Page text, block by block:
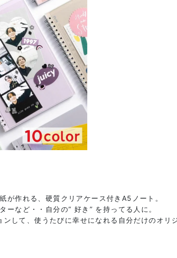
が作れる、硬質クリアケース付きA5ノート。
など・・自分の” 好き” を持ってる人に。
して、使うたびに幸せになれる自分だけのオリ